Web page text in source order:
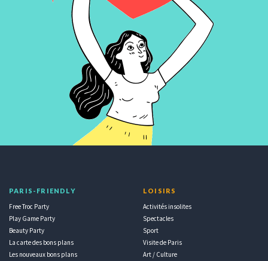
PARIS-FRIENDLY
Free Troc Party
Play Game Party
Beauty Party
La carte des bons plans
Les nouveaux bons plans
LOISIRS
Activités insolites
Spectacles
Sport
Visite de Paris
Art / Culture